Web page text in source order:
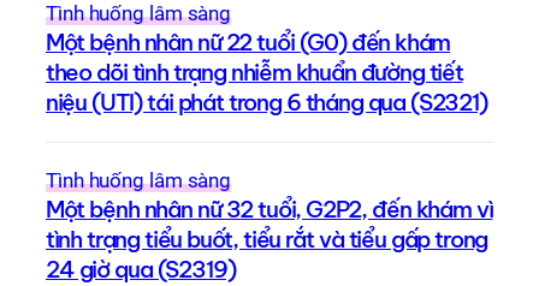
Tình huống lâm sàng
Một bệnh nhân nữ 22 tuổi (G0) đến khám
theo dõi tình trạng nhiễm khuẩn đường tiết
niệu (UTI) tái phát trong 6 tháng qua (S2321)
Tình huống lâm sàng
Một bệnh nhân nữ 32 tuổi, G2P2, đến khám vì
tình trạng tiểu buốt, tiểu rắt và tiểu gấp trong
24 giờ qua (S2319)